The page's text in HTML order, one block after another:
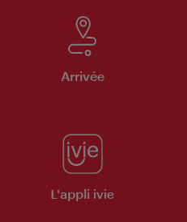
Arrivée
L'appli ivie